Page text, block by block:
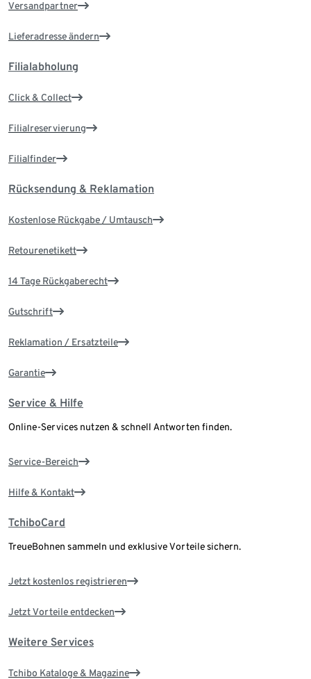
Versandpartner
Lieferadresse ändern
Filialabholung
Click & Collect
Filialreservierung
Filialfinder
Rücksendung & Reklamation
Kostenlose Rückgabe / Umtausch
Retourenetikett
14 Tage Rückgaberecht
Gutschrift
Reklamation / Ersatzteile
Garantie
Service & Hilfe
Online-Services nutzen & schnell Antworten finden.
Service-Bereich
Hilfe & Kontakt
TchiboCard
TreueBohnen sammeln und exklusive Vorteile sichern.
Jetzt kostenlos registrieren
Jetzt Vorteile entdecken
Weitere Services
Tchibo Kataloge & Magazine